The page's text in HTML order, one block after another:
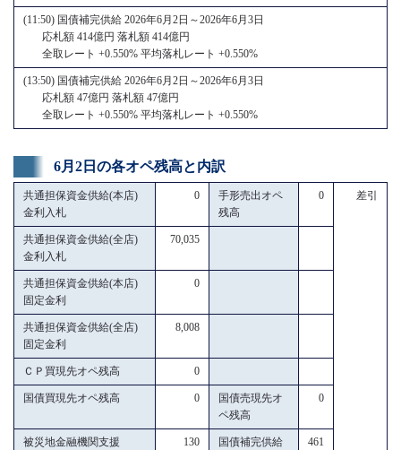
(11:50) 国債補完供給 2026年6月2日～2026年6月3日
応札額 414億円 落札額 414億円
全取レート +0.550% 平均落札レート +0.550%
(13:50) 国債補完供給 2026年6月2日～2026年6月3日
応札額 47億円 落札額 47億円
全取レート +0.550% 平均落札レート +0.550%
6月2日の各オペ残高と内訳
共通担保資金供給(本店)
金利入札
0
手形売出オペ
残高
0 差引
共通担保資金供給(全店)
金利入札
70,035
共通担保資金供給(本店)
固定金利
0
共通担保資金供給(全店)
固定金利
8,008
ＣＰ買現先オペ残高 0
国債買現先オペ残高 0
国債売現先オ
ペ残高
0
被災地金融機関支援 130
国債補完供給
461